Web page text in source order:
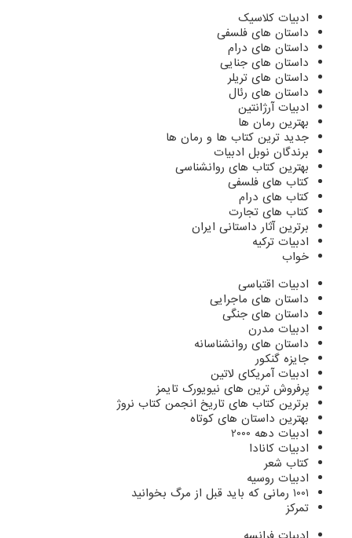
ادبیات کلاسیک
داستان های فلسفی
داستان های درام
داستان های جنایی
داستان های تریلر
داستان های رئال
ادبیات آرژانتین
بهترین رمان ها
جدید ترین کتاب ها و رمان ها
برندگان نوبل ادبیات
بهترین کتاب های روانشناسی
کتاب های فلسفی
کتاب های درام
کتاب های تجارت
برترین آثار داستانی ایران
ادبیات ترکیه
خواب
ادبیات اقتباسی
داستان های ماجرایی
داستان های جنگی
ادبیات مدرن
داستان های روانشناسانه
جایزه گنکور
ادبیات آمریکای لاتین
پرفروش ترین های نیویورک تایمز
برترین کتاب های تاریخ انجمن کتاب نروژ
بهترین داستان های کوتاه
ادبیات دهه 2000
ادبیات کانادا
کتاب شعر
ادبیات روسیه
1001 رمانی که باید قبل از مرگ بخوانید
تمرکز